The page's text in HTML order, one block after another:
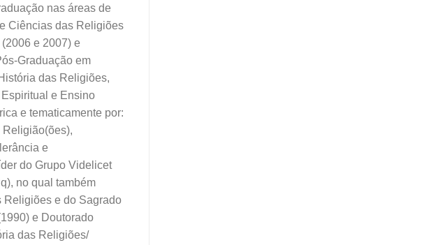
nas áreas de
Ciências das Religiões
e 2007) e
Graduação em
das Religiões,
e Ensino
e tematicamente por:
Religião(ões),
e
do Grupo Videlicet
no qual também
Religiões e do Sagrado
e Doutorado
das Religiões/